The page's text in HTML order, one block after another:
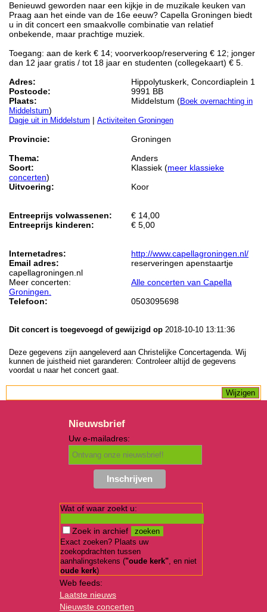
Benieuwd geworden naar een kijkje in de muzikale keuken van
Praag aan het einde van de 16e eeuw? Capella Groningen biedt
u in dit concert een smaakvolle combinatie van relatief
onbekende, maar prachtige muziek.
Toegang: aan de kerk € 14; voorverkoop/reservering € 12; jonger
dan 12 jaar gratis / tot 18 jaar en studenten (collegekaart) € 5.
Adres:
Hippolytuskerk, Concordiaplein 1
Postcode:
9991 BB
Plaats:
Middelstum (Boek overnachting in
Middelstum)
Dagje uit in Middelstum | Activiteiten Groningen
Provincie:
Groningen
Thema:
Anders
Soort:
Klassiek (meer klassieke
concerten)
Uitvoering:
Koor
Entreeprijs volwassenen:
€ 14,00
Entreeprijs kinderen:
€ 5,00
Internetadres:
http://www.capellagroningen.nl/
Email adres:
reserveringen apenstaartje
capellagroningen.nl
Meer concerten:
Alle concerten van Capella
Groningen.
Telefoon:
0503095698
Dit concert is toegevoegd of gewijzigd op 2018-10-10 13:11:36
Deze gegevens zijn aangeleverd aan Christelijke Concertagenda. Wij
kunnen de juistheid niet garanderen: Controleer altijd de gegevens
voordat u naar het concert gaat.
Nieuwsbrief
Uw e-mailadres:
Wat of waar zoekt u:
Zoek in archief
Exact zoeken? Plaats uw
zoekopdrachten tussen
aanhalingstekens ("oude kerk", en niet
oude kerk)
Web feeds:
Laatste nieuws
Nieuwste concerten